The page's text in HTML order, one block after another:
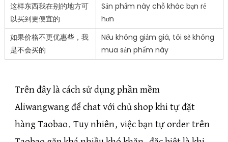
这样东西我在别的地方可
以买到更便宜的
Sản phẩm này chỗ khác bạn rẻ
hơn
如果价格不更优惠些，我
是不会买的
Nếu không giảm giá, tôi sẽ không
mua sản phẩm này
Trên đây là cách sử dụng phần mềm
Aliwangwang để chat với chủ shop khi tự đặt
hàng Taobao. Tuy nhiên, việc bạn tự order trên